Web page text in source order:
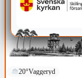
20°Vaggeryd